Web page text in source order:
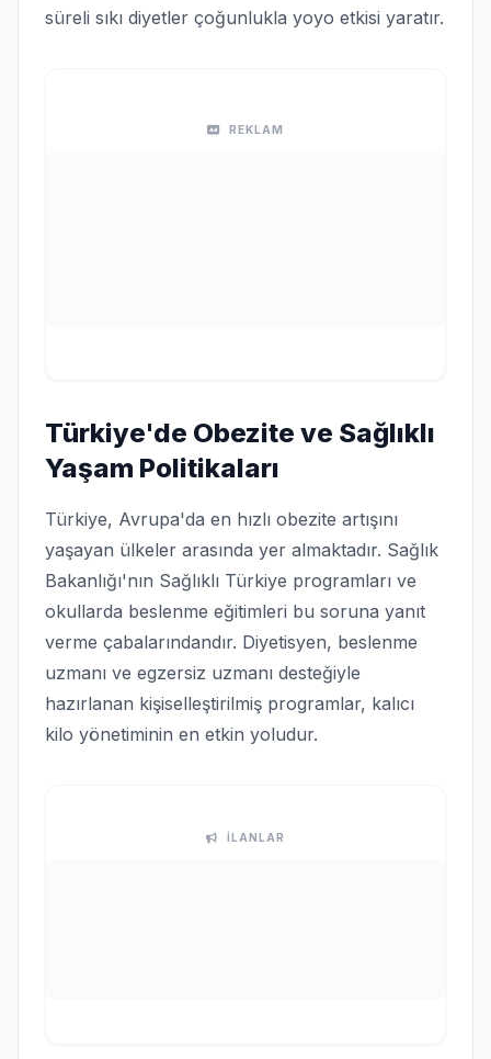
süreli sıkı diyetler çoğunlukla yoyo etkisi yaratır.
REKLAM
Türkiye'de Obezite ve Sağlıklı
Yaşam Politikaları
Türkiye, Avrupa'da en hızlı obezite artışını
yaşayan ülkeler arasında yer almaktadır. Sağlık
Bakanlığı'nın Sağlıklı Türkiye programları ve
okullarda beslenme eğitimleri bu soruna yanıt
verme çabalarındandır. Diyetisyen, beslenme
uzmanı ve egzersiz uzmanı desteğiyle
hazırlanan kişiselleştirilmiş programlar, kalıcı
kilo yönetiminin en etkin yoludur.
İLANLAR